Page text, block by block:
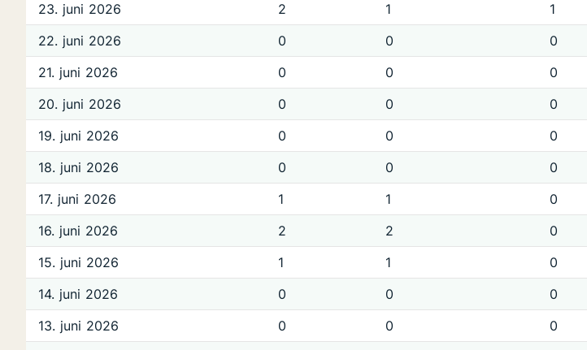
23. juni 2026
2 1 1
22. juni 2026
0 0 0
21. juni 2026
0 0 0
20. juni 2026
0 0 0
19. juni 2026
0 0 0
18. juni 2026
0 0 0
17. juni 2026
1 1 0
16. juni 2026
2 2 0
15. juni 2026
1 1 0
14. juni 2026
0 0 0
13. juni 2026
0 0 0